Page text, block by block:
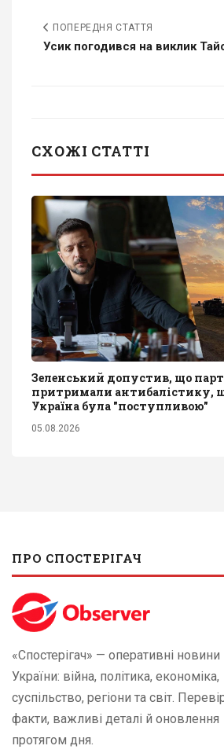
ПОПЕРЕДНЯ СТАТТЯ
Усик погодився на виклик
СХОЖІ СТАТТІ
Зеленський допустив, що
притримали антибалістику,
Україна була "поступливою"
05.08.2026
ПРО СПОСТЕРІГАЧ
«Спостерігач» — оперативні новини
України: війна, політика, економіка,
суспільство, регіони та світ.
факти, важливі деталі й оновлення
протягом дня.